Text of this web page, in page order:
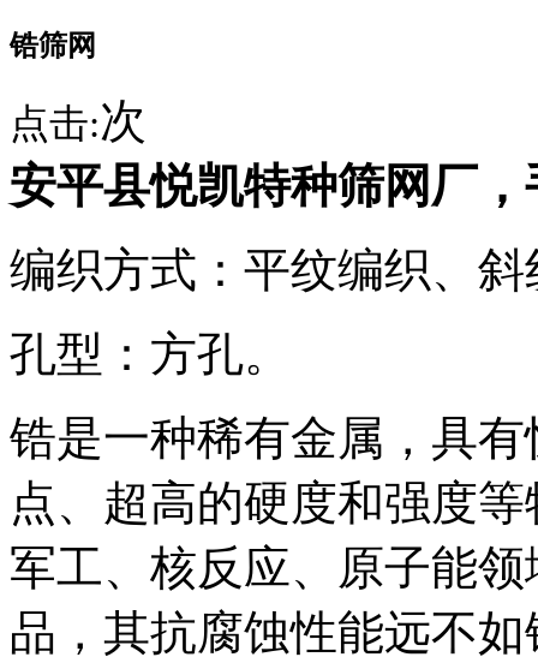
锆筛网
点击:次
安平县悦凯特种筛网厂，
编织方式：平纹编织、
孔型：方孔。
锆是一种稀有金属，具
点、超高的硬度和强度
军工、核反应、原子能
品，其抗腐蚀性能远不